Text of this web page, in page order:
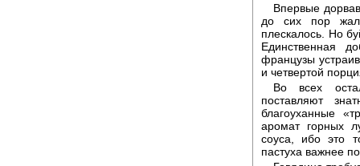
Впервые
до сих пор
плескалось. Но
Единственная
французы
и четвертой
Во всех
поставляют
благоуханные
аромат горных
соуса, ибо это
пастуха важнее